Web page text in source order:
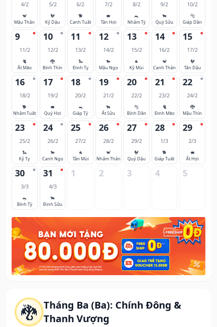
🐉 Tháng Ba (Ba): Chính Đông &
Thanh Vượng
4/2
🐒
Mậu Thân
5/2
🐓
Kỷ Dậu
6/2
🐕
Canh Tuất
7/2
🐖
Tân Hợi
8/2
🐀
Nhâm Tý
9/2
🐂
Quý Sửu
10/2
🐅
Giáp Dần
9
11/2
🐈
Ất Mão
10
12/2
🐉
Bính Thìn
11
13/2
🐍
Đinh Tỵ
12
14/2
🐎
Mậu Ngọ
13
15/2
🐐
Kỷ Mùi
14
16/2
🐒
Canh Thân
15
17/2
🐓
Tân Dậu
16
18/2
🐕
Nhâm Tuất
17
19/2
🐖
Quý Hợi
18
20/2
🐀
Giáp Tý
19
21/2
🐂
Ất Sửu
20
22/2
🐅
Bính Dần
21
23/2
🐈
Đinh Mão
22
24/2
🐉
Mậu Thìn
23
25/2
🐍
Kỷ Tỵ
24
26/2
🐎
Canh Ngọ
25
27/2
🐐
Tân Mùi
26
28/2
🐒
Nhâm Thân
27
29/2
🐓
Quý Dậu
28
1/3
🐕
Giáp Tuất
29
2/3
🐖
Ất Hợi
30
3/3
🐀
Bính Tý
31
4/3
🐂
Đinh Sửu
1 2 3 4 5